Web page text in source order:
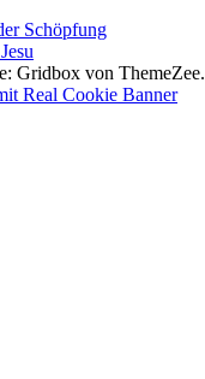
Schöpfung
Gridbox von ThemeZee.
Real Cookie Banner